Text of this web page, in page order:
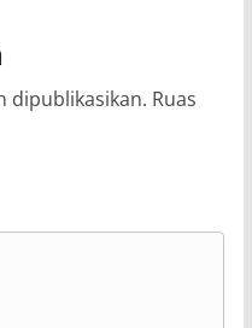
dipublikasikan. Ruas